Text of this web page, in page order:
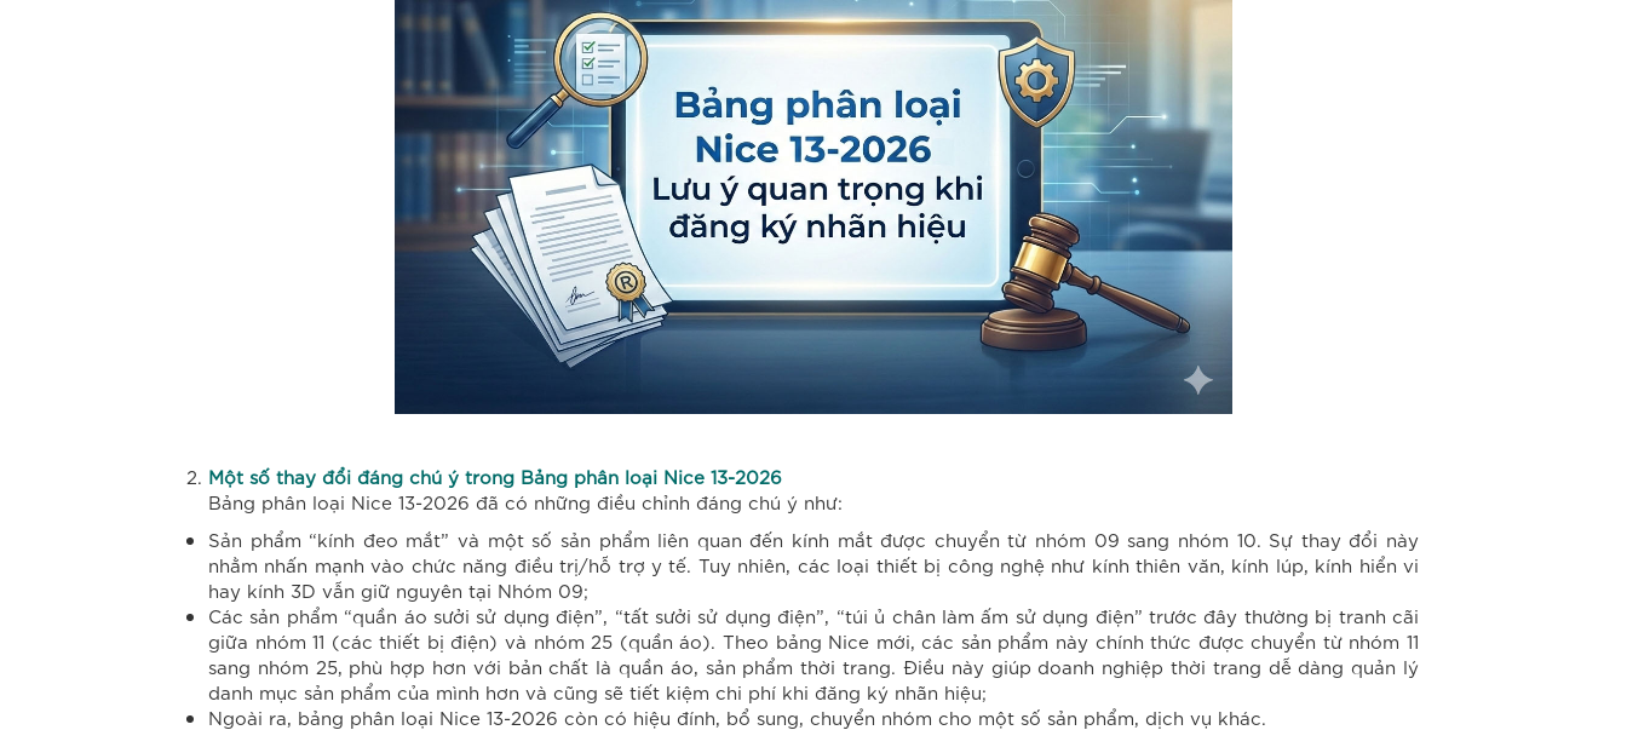
Một số thay đổi đáng chú ý trong Bảng phân loại Nice 13-2026
Bảng phân loại Nice 13-2026 đã có những điều chỉnh đáng chú ý như:
Sản phẩm “kính đeo mắt” và một số sản phẩm liên quan đến kính mắt được chuyển từ nhóm 09 sang nhóm 10. Sự thay đổi này
nhằm nhấn mạnh vào chức năng điều trị/hỗ trợ y tế. Tuy nhiên, các loại thiết bị công nghệ như kính thiên văn, kính lúp, kính hiển vi
hay kính 3D vẫn giữ nguyên tại Nhóm 09;
Các sản phẩm “quần áo sưởi sử dụng điện”, “tất sưởi sử dụng điện”, “túi ủ chân làm ấm sử dụng điện” trước đây thường bị tranh cãi
giữa nhóm 11 (các thiết bị điện) và nhóm 25 (quần áo). Theo bảng Nice mới, các sản phẩm này chính thức được chuyển từ nhóm 11
sang nhóm 25, phù hợp hơn với bản chất là quần áo, sản phẩm thời trang. Điều này giúp doanh nghiệp thời trang dễ dàng quản lý
danh mục sản phẩm của mình hơn và cũng sẽ tiết kiệm chi phí khi đăng ký nhãn hiệu;
Ngoài ra, bảng phân loại Nice 13-2026 còn có hiệu đính, bổ sung, chuyển nhóm cho một số sản phẩm, dịch vụ khác.